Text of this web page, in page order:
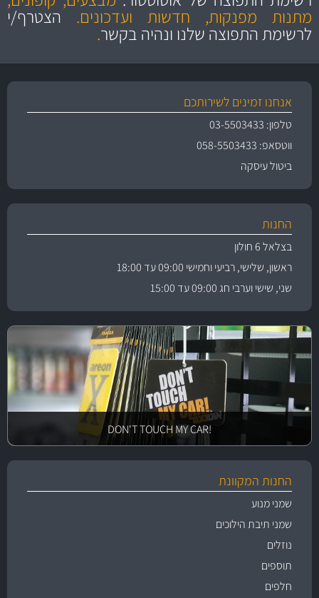
והיצע מוצרים איכותי
מתנות מפנקות, חדשות ועדכונים.הצטרף/י
לרשימת התפוצה שלנו ונהיה בקשר.
אנחנו זמינים לשירותכם
טלפון: 03-5503433
ווטסאפ: 058-5503433
ביטול עיסקה
החנות
בצלאל 6 חולון
ראשון, שלישי, רביעי וחמישי 09:00 עד 18:00
שני, שישי וערבי חג 09:00 עד 15:00
!DON'T TOUCH MY CAR
החנות המקוונת
שמני מנוע
שמני תיבת הילוכים
נוזלים
תוספים
חלפים